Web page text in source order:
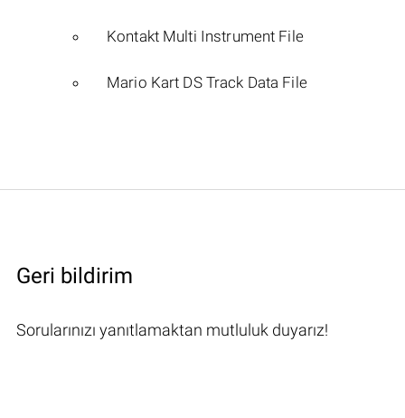
Kontakt Multi Instrument File
Mario Kart DS Track Data File
Geri bildirim
Sorularınızı yanıtlamaktan mutluluk duyarız!